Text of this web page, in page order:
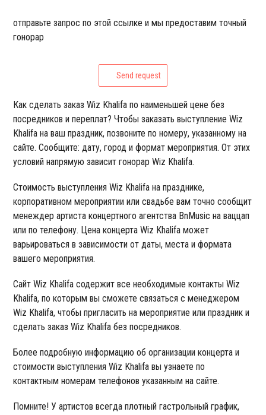
отправьте запрос по этой ссылке и мы предоставим точный
гонорар
Send request
Как сделать заказ Wiz Khalifa по наименьшей цене без
посредников и переплат? Чтобы заказать выступление Wiz
Khalifa на ваш праздник, позвоните по номеру, указанному на
сайте. Сообщите: дату, город и формат мероприятия. От этих
условий напрямую зависит гонорар Wiz Khalifa.
Стоимость выступления Wiz Khalifa на празднике,
корпоративном мероприятии или свадьбе вам точно сообщит
менеждер артиста концертного агентства BnMusic на ваццап
или по телефону. Цена концерта Wiz Khalifa может
варьироваться в зависимости от даты, места и формата
вашего мероприятия.
Сайт Wiz Khalifa содержит все необходимые контакты Wiz
Khalifa, по которым вы сможете связаться с менеджером
Wiz Khalifa, чтобы пригласить на мероприятие или праздник и
сделать заказ Wiz Khalifa без посредников.
Более подробную информацию об организации концерта и
стоимости выступления Wiz Khalifa вы узнаете по
контактным номерам телефонов указанным на сайте.
Помните! У артистов всегда плотный гастрольный график,